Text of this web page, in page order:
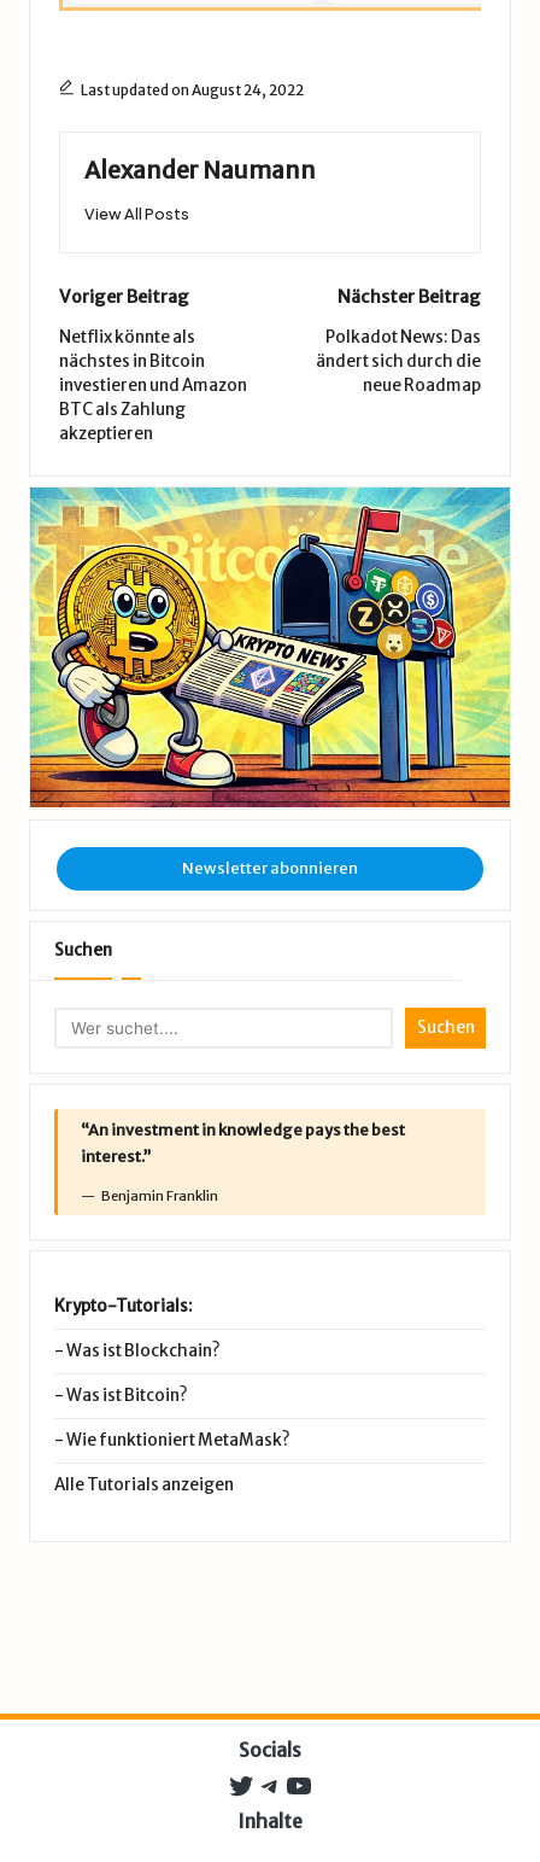
Last updated on August 24, 2022
Alexander Naumann
View All Posts
Post
navigation
Voriger Beitrag
Netflix könnte als
nächstes in Bitcoin
investieren und Amazon
BTC als Zahlung
akzeptieren
Nächster Beitrag
Polkadot News: Das
ändert sich durch die
neue Roadmap
Newsletter abonnieren
Suchen
Suchen
“An investment in knowledge pays the best
interest.”
Benjamin Franklin
Krypto-Tutorials:
-Was ist Blockchain?
-Was ist Bitcoin?
-Wie funktioniert MetaMask?
Alle Tutorials anzeigen
Socials
Twitter
Telegram
YouTube
Inhalte